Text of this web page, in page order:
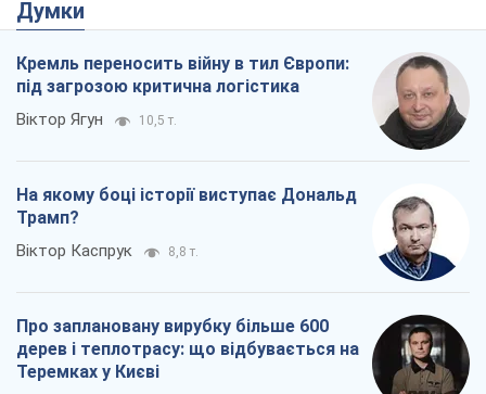
Думки
Кремль переносить війну в тил Європи:
під загрозою критична логістика
Віктор Ягун 10,5 т.
На якому боці історії виступає Дональд
Трамп?
Віктор Каспрук 8,8 т.
Про заплановану вирубку більше 600
дерев і теплотрасу: що відбувається на
Теремках у Києві